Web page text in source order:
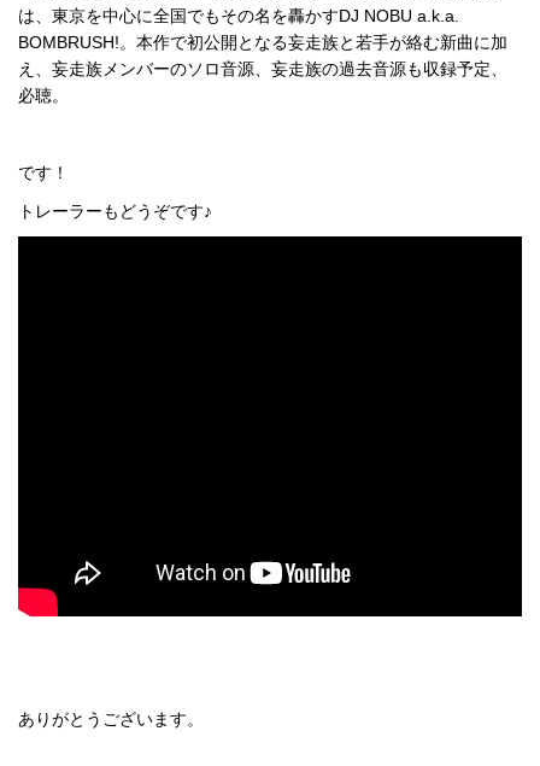
は、東京を中心に全国でもその名を轟かすDJ NOBU a.k.a.
BOMBRUSH!。本作で初公開となる妄走族と若手が絡む新曲に加
え、妄走族メンバーのソロ音源、妄走族の過去音源も収録予定、
必聴。
です！
トレーラーもどうぞです♪
ありがとうございます。